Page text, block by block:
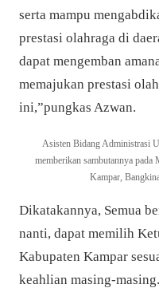
serta mampu
prestasi olahraga di
dapat mengemban
memajukan prestasi
ini,”pungkas Azwan.
Asisten Bidang Administrasi
memberikan sambutannya
Kampar,
Dikatakannya, Semua
nanti, dapat memilih
Kabupaten Kampar
keahlian masing-masing.